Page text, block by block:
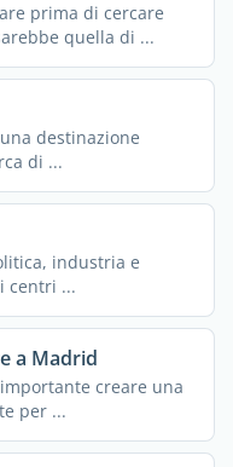
prima di cercare
quella di ...
destinazione
di ...
industria e
centri ...
a Madrid
creare una
per ...